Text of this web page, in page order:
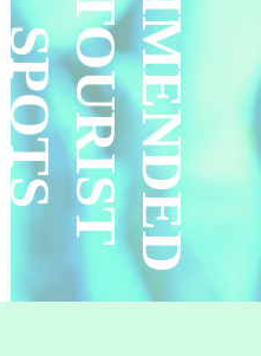
T
OU
R
I
S
T
SP
O
T
S